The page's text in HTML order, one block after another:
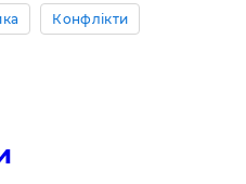
Конфлікти